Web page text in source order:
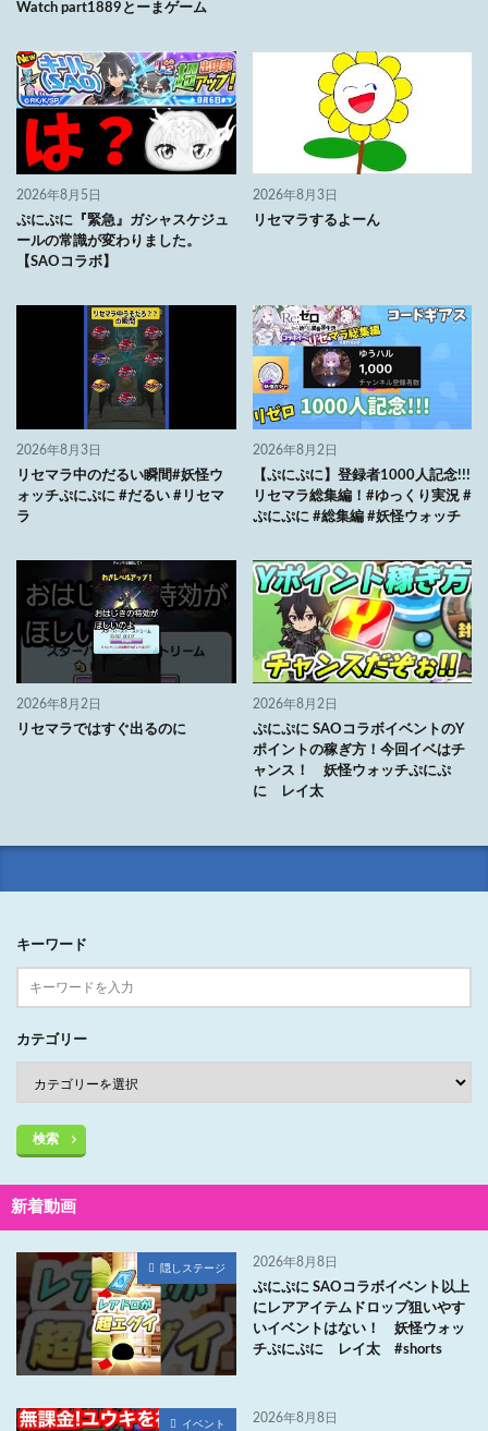
Watch part1889とーまゲーム
2026年8月5日
ぷにぷに『緊急』ガシャスケジュ
ールの常識が変わりました。
【SAOコラボ】
2026年8月3日
リセマラするよーん
2026年8月3日
リセマラ中のだるい瞬間#妖怪ウ
ォッチぷにぷに #だるい #リセマ
ラ
2026年8月2日
【ぷにぷに】登録者1000人記念!!!
リセマラ総集編！#ゆっくり実況 #
ぷにぷに #総集編 #妖怪ウォッチ
2026年8月2日
リセマラではすぐ出るのに
2026年8月2日
ぷにぷに SAOコラボイベントのY
ポイントの稼ぎ方！今回イベはチ
ャンス！ 妖怪ウォッチぷにぷ
に レイ太
キーワード
カテゴリー
検索
新着動画
隠しステージ 2026年8月8日
ぷにぷに SAOコラボイベント以上
にレアアイテムドロップ狙いやす
いイベントはない！ 妖怪ウォッ
チぷにぷに レイ太 #shorts
イベント 2026年8月8日